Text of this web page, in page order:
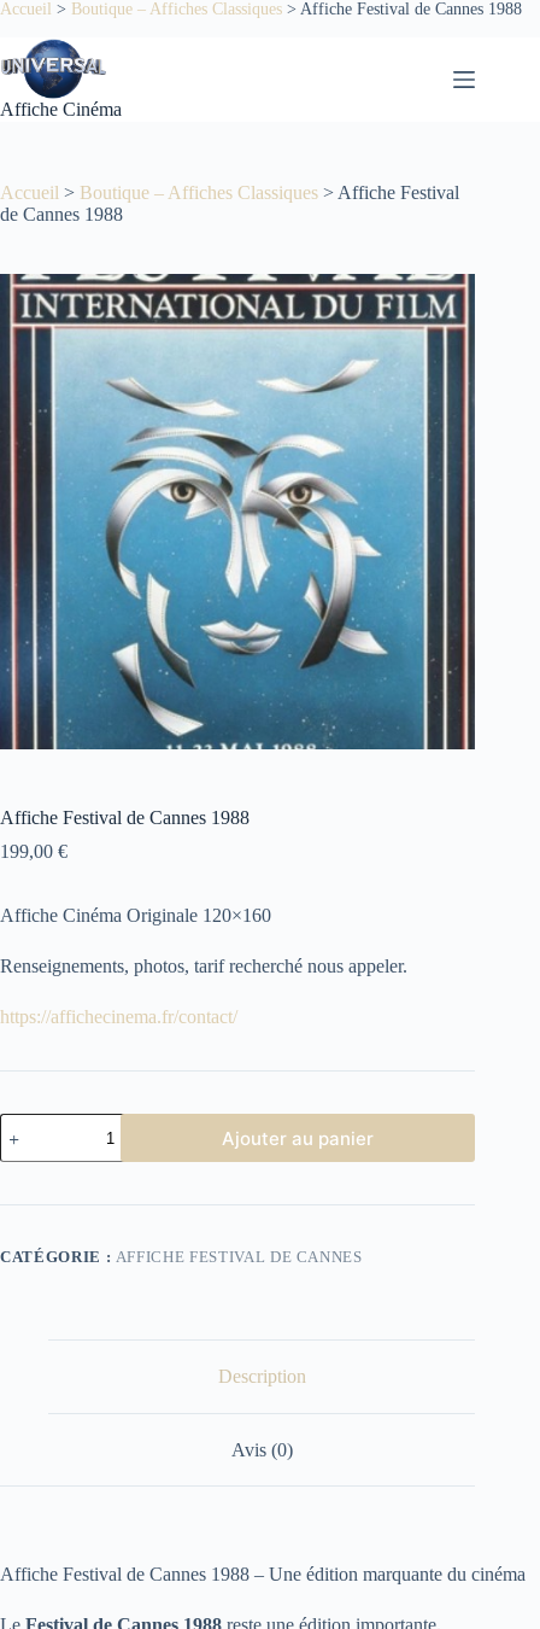
Passer
contenu
Accueil > Boutique – Affiches Classiques > Affiche Festival de Cannes 1988
Affiche Cinéma
Accueil > Boutique – Affiches Classiques > Affiche Festival
de Cannes 1988
Affiche Festival de Cannes 1988
199,00 €
Affiche Cinéma Originale 120×160
Renseignements, photos, tarif recherché nous appeler.
https://affichecinema.fr/contact/
quantité
de
Affiche
de
Ajouter au panier
CATÉGORIE : AFFICHE FESTIVAL DE CANNES
Description
Avis (0)
Affiche Festival de Cannes 1988 – Une édition marquante du cinéma